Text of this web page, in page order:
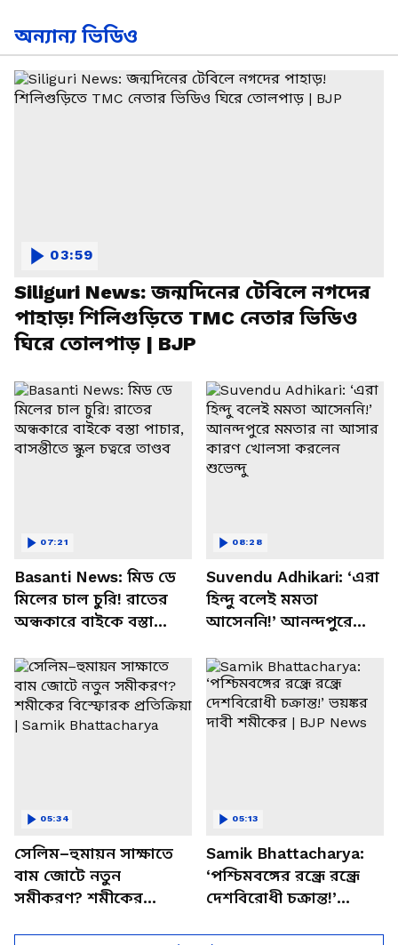
অন্যান্য ভিডিও
Siliguri News: জন্মদিনের টেবিলে নগদের
পাহাড়! শিলিগুড়িতে TMC নেতার ভিডিও
ঘিরে তোলপাড় | BJP
03:59
Basanti News: মিড ডে
মিলের চাল চুরি! রাতের
অন্ধকারে বাইকে বস্তা
চত্বরে তাণ্ডব
07:21
Suvendu Adhikari: ‘এরা
হিন্দু বলেই মমতা
আসেননি!’ আনন্দপুরে
খোলসা করলেন শুভেন্দু
08:28
সেলিম–হুমায়ন সাক্ষাতে
বাম জোটে নতুন
সমীকরণ? শমীকের
05:34
Samik Bhattacharya:
‘পশ্চিমবঙ্গের রন্ধ্রে রন্ধ্রে
দেশবিরোধী চক্রান্ত!’
05:13